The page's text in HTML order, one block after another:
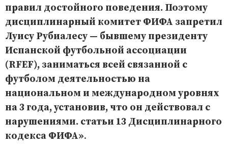
правил достойного поведения. Поэтому
дисциплинарный комитет ФИФА запретил
Луису Рубиалесу — бывшему президенту
Испанской футбольной ассоциации
(RFEF), заниматься всей связанной с
футболом деятельностью на
национальном и международном уровнях
на 3 года, установив, что он действовал с
нарушениями. статьи 13 Дисциплинарного
кодекса ФИФА».